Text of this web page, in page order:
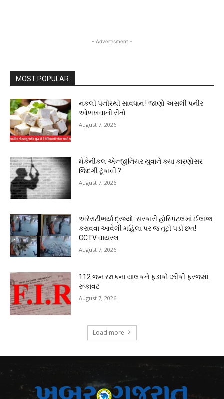
- Advertisment -
MOST POPULAR
નકલી પનીરથી સાવધાન ! જાણો અસલી પનીર
ઓળખવાની રીતો
August 7, 2026
મેકેનીકલ એન્જીનિયર યુવાને ક્યા કારણોસર
જિંદગી ટૂંકાવી ?
August 7, 2026
અરેરાટીભર્યા દ્રશ્યો: સરકારી હોસ્પિટલમાં ઈલાજ
કરાવવા આવેલી મહિલા પર જ તૂટી પડી છત!
CCTV વાયરલ
August 7, 2026
112 જન રક્ષકના ચાલકને ફડાકો ઝીંકી ફરજમાં
રૂકાવટ
August 7, 2026
Load more